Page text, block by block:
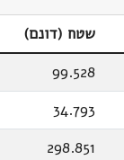
שטח (דונם)
99.528
34.793
298.851